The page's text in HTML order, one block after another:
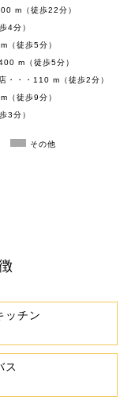
m（徒歩22分）
4分）
（徒歩5分）
m（徒歩5分）
・・・110 m（徒歩2分）
（徒歩9分）
3分）
その他
ッチン
ス